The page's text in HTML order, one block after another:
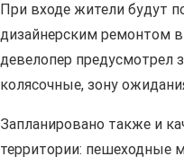
При входе жители будут
дизайнерским ремонтом
девелопер предусмотрел
колясочные, зону
Запланировано также и
территории: пешеходные